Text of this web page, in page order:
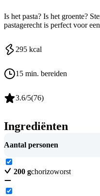
Is het pasta? Is het groente?
pastagerecht is perfect voor
295 kcal
15 min. bereiden
3.6/5(76)
Ingrediënten
Aantal personen
200 gchorizoworst